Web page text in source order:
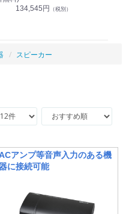
134,545円 （税別）
スピーカー
アンプ等音声入力のある機
に接続可能